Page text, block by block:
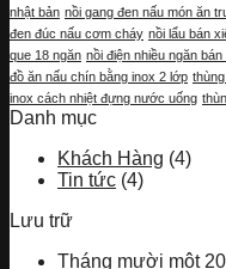
nhật bản nồi gang đen nấu món ăn
đen đúc nấu cơm cháy nồi lẩu bán
que 18 ngăn nồi điện nhiều ngăn
đồ ăn nấu chín bằng inox 2 lớp
inox cách nhiệt đựng nước uống
Danh mục
Khách Hàng (4)
Tin tức (4)
Lưu trữ
Tháng mười một